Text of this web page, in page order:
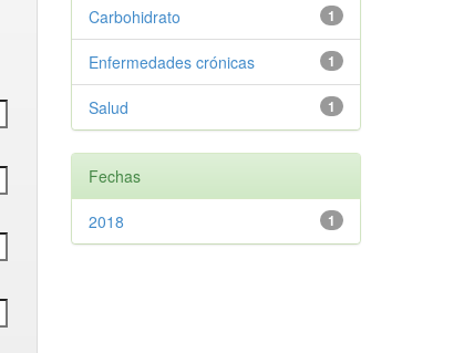
1
Carbohidrato
1
Enfermedades crónicas
1
Salud
Fechas
1
2018